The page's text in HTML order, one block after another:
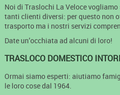
Noi di Traslochi La Veloce
tanti clienti diversi: per questo non
trasporto ma i nostri servizi
Date un’occhiata ad alcuni di loro!
TRASLOCO DOMESTICO
Ormai siamo esperti: aiutiamo
le loro cose dal 1964.